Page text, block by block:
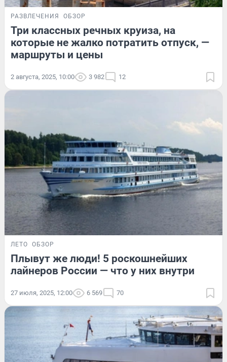
РАЗВЛЕЧЕНИЯ ОБЗОР
Три классных речных круиза, на
которые не жалко потратить отпуск, —
маршруты и цены
2 августа, 2025, 10:00 3 982 12
ЛЕТО ОБЗОР
Плывут же люди! 5 роскошнейших
лайнеров России — что у них внутри
27 июля, 2025, 12:00 6 569 70